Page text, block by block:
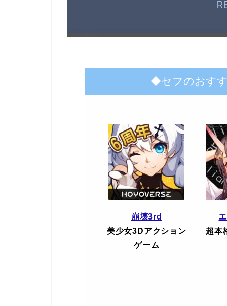
◆セフのおす
崩壊3rd
美少女3Dアクション
ゲーム
超本